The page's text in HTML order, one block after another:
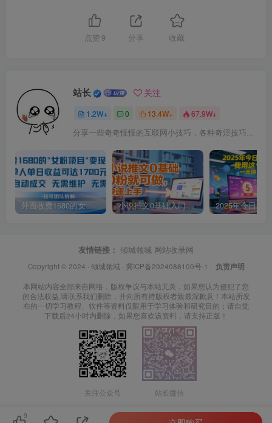
点赞 9 分享 收藏
站长 关注
1.2W+ 0 13.4W+ 67.9W+
分享一些奇奇怪怪的互联网小技巧，各种奇淫技巧都在本站。
外面收费1680的女粉项目变现，单人单日收益可达1.7k，全自动成交无需维护 小说推文0基础入门教程，0粉就可做，快速上手
友情链接： 倾城领域 网站收录网
Copyright © 2024 · 倾城领域 · 冀ICP备2024088100号-1 · 负责声明
本网站内容全部来自网络，版权争议与本站无关，如果您认为侵犯了您
的合法权益,请联系我们删除，并向所有持版权者致最深歉意！本站所发
布的一切学习教程、软件等资料仅限用于学习体验和研究目的；请自觉
下载后24小时内删除，如果您喜欢该资料，请支持正版！
关注公众号 站长微信
9